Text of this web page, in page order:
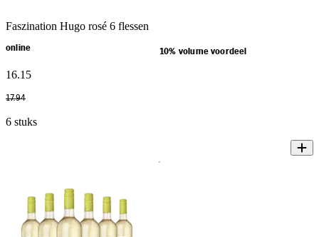
Faszination Hugo rosé 6 flessen
online 10% volume voordeel
16.15
17.94
6 stuks